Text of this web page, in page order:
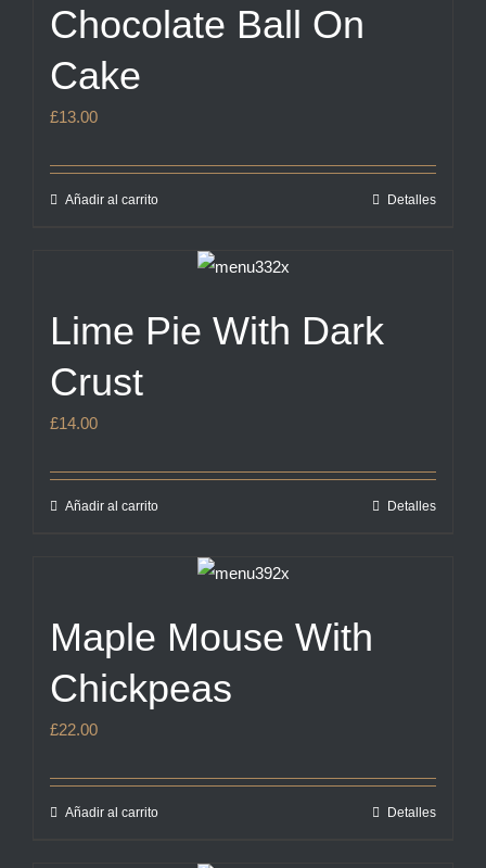
Chocolate Ball On
Cake
£13.00
Añadir al carrito Detalles
Lime Pie With Dark
Crust
£14.00
Añadir al carrito Detalles
Maple Mouse With
Chickpeas
£22.00
Añadir al carrito Detalles